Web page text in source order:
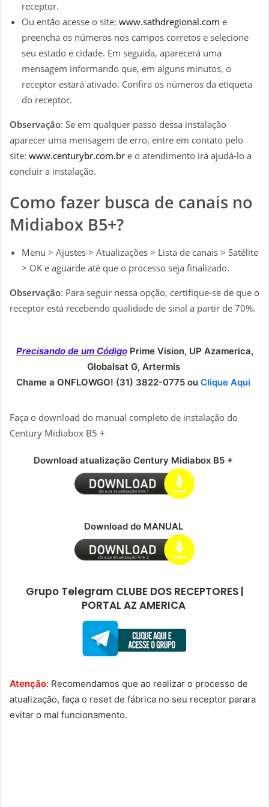
receptor.
Ou então acesse o site: www.sathdregional.com e
preencha os números nos campos corretos e selecione
seu estado e cidade. Em seguida, aparecerá uma
mensagem informando que, em alguns minutos, o
receptor estará ativado. Confira os números da etiqueta
do receptor.
Observação: Se em qualquer passo dessa instalação
aparecer uma mensagem de erro, entre em contato pelo
site: www.centurybr.com.br e o atendimento irá ajudá-lo a
concluir a instalação.
Como fazer busca de canais no
Midiabox B5+?
Menu > Ajustes > Atualizações > Lista de canais > Satélite
> OK e aguarde até que o processo seja finalizado.
Observação: Para seguir nessa opção, certifique-se de que o
receptor está recebendo qualidade de sinal a partir de 70%.
Precisando de um Código Prime Vision, UP Azamerica,
Globalsat G, Artermis
Chame a ONFLOWGO! (31) 3822-0775 ou Clique Aqui
Faça o download do manual completo de instalação do
Century Midiabox B5 +
Download atualização Century Midiabox B5 +
Download do MANUAL
Grupo Telegram CLUBE DOS RECEPTORES |
PORTAL AZ AMERICA
Atenção: Recomendamos que ao realizar o processo de
atualização, faça o reset de fábrica no seu receptor parara
evitar o mal funcionamento.